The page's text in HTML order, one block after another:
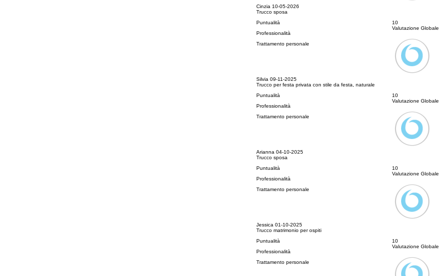
Cinzia 10-05-2026
Trucco sposa
Puntualità
Professionalità
Trattamento personale
10
Valutazione Globale
Silvia 09-11-2025
Trucco per festa privata con stile da festa, naturale
Puntualità
Professionalità
Trattamento personale
10
Valutazione Globale
Arianna 04-10-2025
Trucco sposa
Puntualità
Professionalità
Trattamento personale
10
Valutazione Globale
Jessica 01-10-2025
Trucco matrimonio per ospiti
Puntualità
Professionalità
Trattamento personale
10
Valutazione Globale